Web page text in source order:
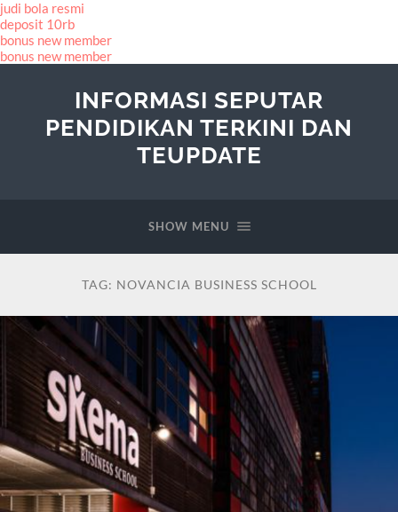
judi bola resmi
deposit 10rb
bonus new member
bonus new member
INFORMASI SEPUTAR
PENDIDIKAN TERKINI DAN
TEUPDATE
SHOW MENU
TAG: NOVANCIA BUSINESS SCHOOL